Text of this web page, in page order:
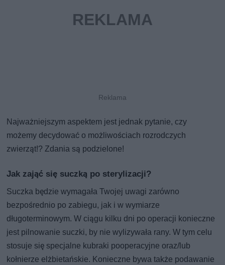
Najważniejszym aspektem jest jednak pytanie, czy
możemy decydować o możliwościach rozrodczych
zwierząt!? Zdania są podzielone!
Jak zająć się suczką po sterylizacji?
Suczka będzie wymagała Twojej uwagi zarówno
bezpośrednio po zabiegu, jak i w wymiarze
długoterminowym. W ciągu kilku dni po operacji konieczne
jest pilnowanie suczki, by nie wylizywała rany. W tym celu
stosuje się specjalne kubraki pooperacyjne oraz/lub
kołnierze elżbietańskie. Konieczne bywa także podawanie